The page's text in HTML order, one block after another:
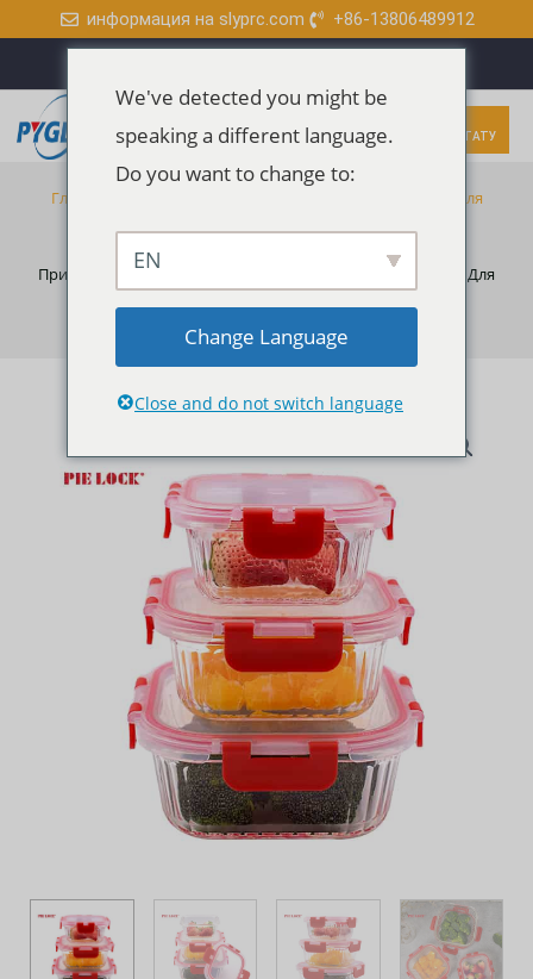
Перейти
содержимому
информация на slyprc.com +86-13806489912
W
s
a
F
b
o
-
Y
u
b
L
e
d
i
Главное
меню
Меню
БЕСПЛАТНУЮ ЦИТАТУ
Главная
Оптовая Продажа Стеклянных Контейнеров Для
Пищевых Продуктов/ Стеклянные Контейнеры Для
Приготовления Еды, BPA Free Стеклянные Коробки Bento Для
Обеда
We've detected you might be
speaking a different language.
Do you want to change to:
EN
Change Language
Close and do not switch language